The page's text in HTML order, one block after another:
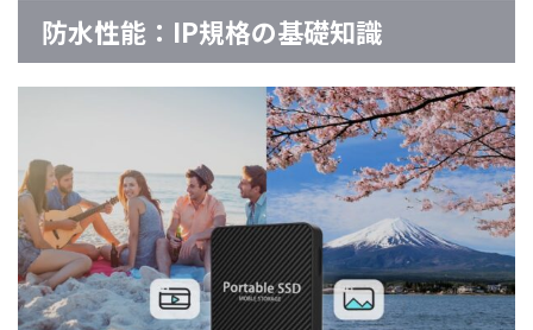
防水性能：IP規格の基礎知識